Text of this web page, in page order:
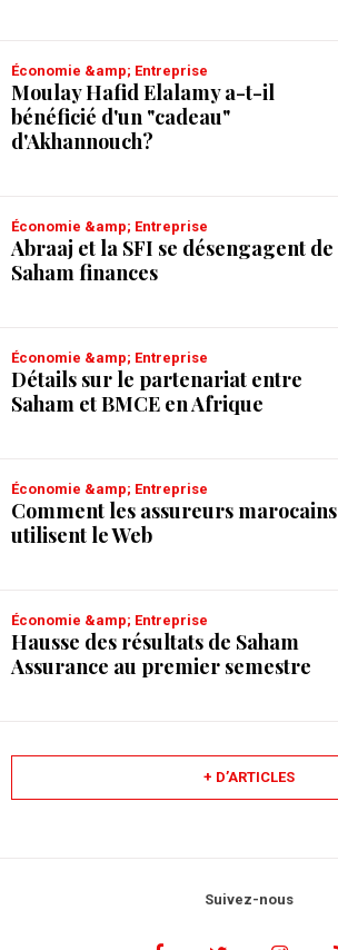
Économie &amp; Entreprise
Moulay Hafid Elalamy a-t-il
bénéficié d'un "cadeau"
d'Akhannouch?
Économie &amp; Entreprise
Abraaj et la SFI se désengagent de
Saham finances
Économie &amp; Entreprise
Détails sur le partenariat entre
Saham et BMCE en Afrique
Économie &amp; Entreprise
Comment les assureurs marocains
utilisent le Web
Économie &amp; Entreprise
Hausse des résultats de Saham
Assurance au premier semestre
+ D’ARTICLES
Suivez-nous